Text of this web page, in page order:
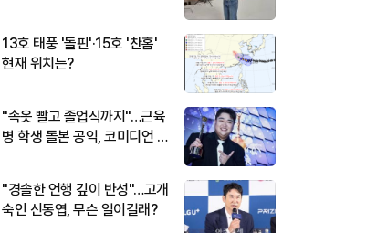
13호 태풍 '돌핀'·15호 '찬홈'
현재 위치는?
"속옷 빨고 졸업식까지"…근육
병 학생 돌본 공익, 코미디언 김
"경솔한 언행 깊이 반성"…고개
숙인 신동엽, 무슨 일이길래?